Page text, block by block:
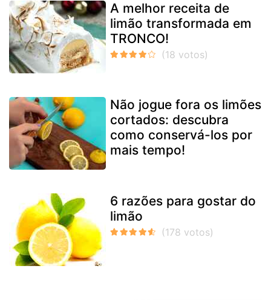
A melhor receita de
limão transformada em
TRONCO!
Não jogue fora os limões
cortados: descubra
como conservá-los por
mais tempo!
6 razões para gostar do
limão